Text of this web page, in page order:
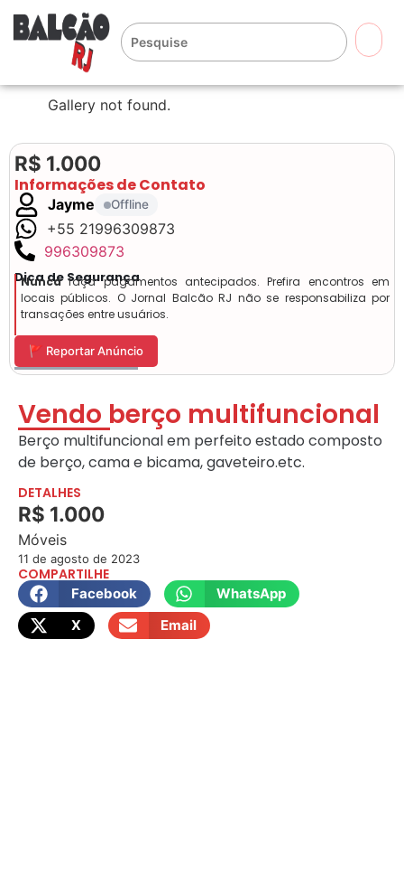
Gallery not found.
R$ 1.000
Informações de Contato
Jayme Offline
+55 21996309873
996309873
Dica de Segurança
Nuncafaça pagamentos antecipados. Prefira encontros em
locais públicos. O Jornal Balcão RJ não se responsabiliza por
transações entre usuários.
🚩 Reportar Anúncio
Vendo berço multifuncional
Berço multifuncional em perfeito estado composto
de berço, cama e bicama, gaveteiro.etc.
DETALHES
R$ 1.000
Móveis
11 de agosto de 2023
COMPARTILHE
Facebook
WhatsApp
X
Email